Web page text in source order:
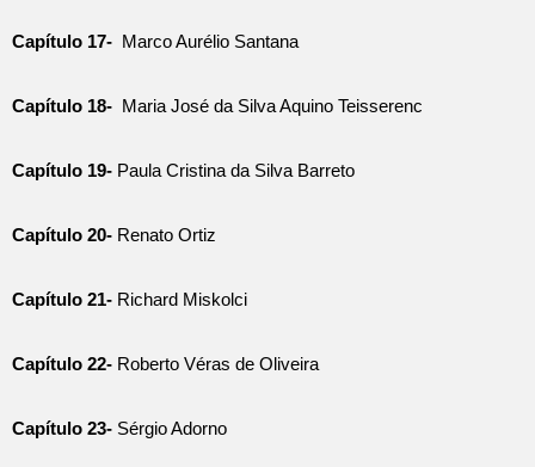
Capítulo 17- Marco Aurélio Santana
Capítulo 18- Maria José da Silva Aquino Teisserenc
Capítulo 19- Paula Cristina da Silva Barreto
Capítulo 20- Renato Ortiz
Capítulo 21- Richard Miskolci
Capítulo 22- Roberto Véras de Oliveira
Capítulo 23- Sérgio Adorno